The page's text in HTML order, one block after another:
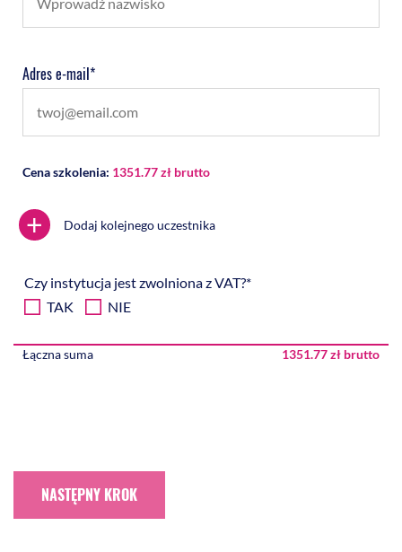
Adres e-mail*
Cena szkolenia: 1351.77 zł brutto
+ Dodaj kolejnego uczestnika
Czy instytucja jest zwolniona z VAT?*
TAK
NIE
Łączna suma 1351.77 zł brutto
NASTĘPNY KROK